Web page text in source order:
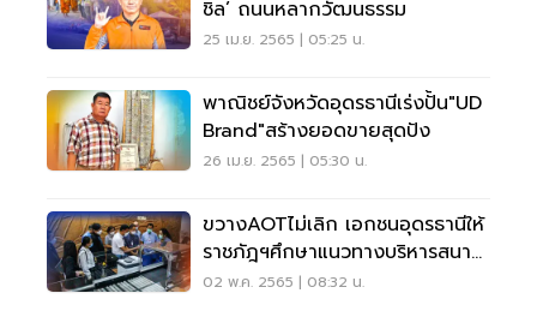
ชิล’ ถนนหลากวัฒนธรรม
25 เม.ย. 2565 | 05:25 น.
พาณิชย์จังหวัดอุดรธานีเร่งปั้น"UD
Brand"สร้างยอดขายสุดปัง
26 เม.ย. 2565 | 05:30 น.
ขวางAOTไม่เลิก เอกชนอุดรธานีให้
ราชภัฎฯศึกษาแนวทางบริหารสนาม
บิน
02 พ.ค. 2565 | 08:32 น.